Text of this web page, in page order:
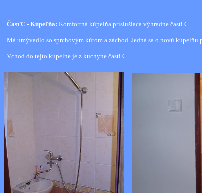
ČasťC - Kúpeľňa: Komfortná kúpelňa príslušiaca výhradne časti C.
Má umývadlo so sprchovým kútom a záchod. Jedná sa o novú kúpelňu
Vchod do tejto kúpelne je z kuchyne časti C.